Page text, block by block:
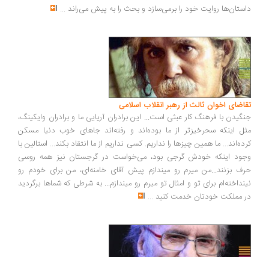
روایت خود را برمی‌سازد و بحث را به پیش می‌راند ...
اخوان ثالث از رهبر انقلاب اسلامی
با فرهنگ کار عبثی است... این برادران آریایی ما و برادران وایکینگ،
اینکه سحرخیزتر از ما بوده‌اند و رفته‌اند جاهای خوب دنیا مسکن
ما همین چیزها را نداریم. کسی نداریم از ما انتقاد بکند... استالین با
اینکه خودش گرجی بود، می‌خواست در گرجستان نیز همه روسی
بزنند...من میرم رو میندازم پیش آقای خامنه‌ای، من برای خودم رو
برای تو و امثال تو میرم رو میندازم... به شرطی که شماها برگردید
مملکت خودتان خدمت کنید...